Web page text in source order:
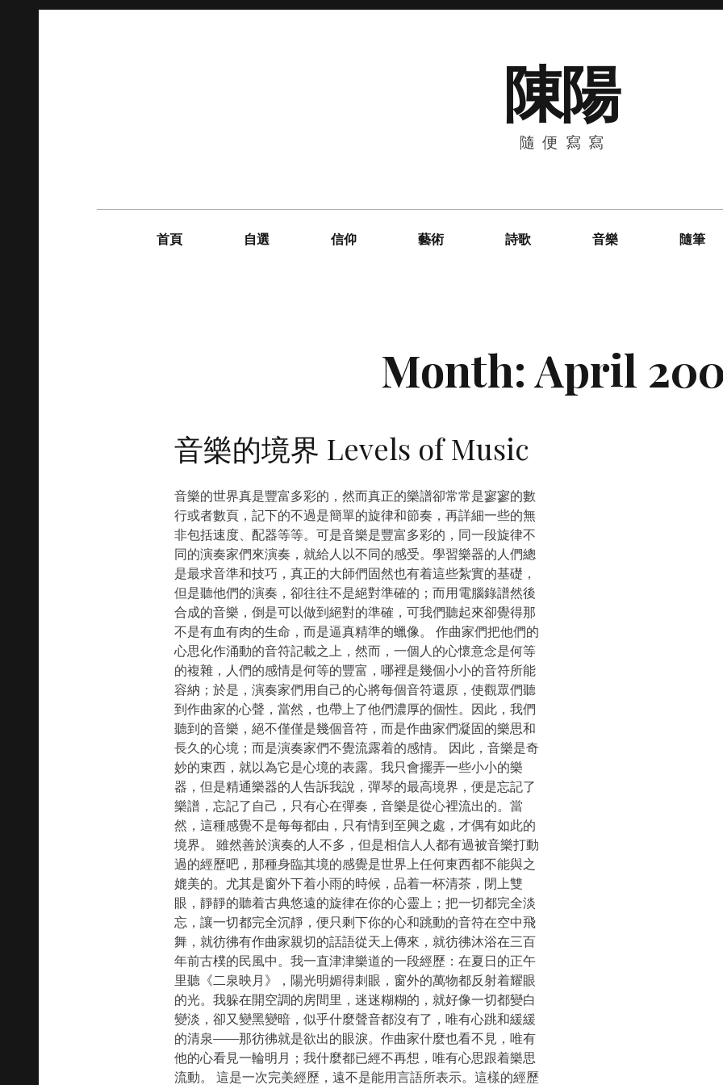
陳陽
隨便寫寫
首頁 自選 信仰 藝術 詩歌 音樂 隨筆
Month:April
音樂的境界 Levels of Music
音樂的世界真是豐富多彩的，然而真正的樂譜卻常常是寥寥的數
行或者數頁，記下的不過是簡單的旋律和節奏，再詳細一些的無
非包括速度、配器等等。可是音樂是豐富多彩的，同一段旋律不
同的演奏家們來演奏，就給人以不同的感受。學習樂器的人們總
是最求音準和技巧，真正的大師們固然也有着這些紮實的基礎，
但是聽他們的演奏，卻往往不是絕對準確的；而用電腦錄譜然後
合成的音樂，倒是可以做到絕對的準確，可我們聽起來卻覺得那
不是有血有肉的生命，而是逼真精準的蠟像。 作曲家們把他們的
心思化作涌動的音符記載之上，然而，一個人的心懷意念是何等
的複雜，人們的感情是何等的豐富，哪裡是幾個小小的音符所能
容納；於是，演奏家們用自己的心將每個音符還原，使觀眾們聽
到作曲家的心聲，當然，也帶上了他們濃厚的個性。因此，我們
聽到的音樂，絕不僅僅是幾個音符，而是作曲家們凝固的樂思和
長久的心境；而是演奏家們不覺流露着的感情。 因此，音樂是奇
妙的東西，就以為它是心境的表露。我只會擺弄一些小小的樂
器，但是精通樂器的人告訴我說，彈琴的最高境界，便是忘記了
樂譜，忘記了自己，只有心在彈奏，音樂是從心裡流出的。當
然，這種感覺不是每每都由，只有情到至興之處，才偶有如此的
境界。 雖然善於演奏的人不多，但是相信人人都有過被音樂打動
過的經歷吧，那種身臨其境的感覺是世界上任何東西都不能與之
媲美的。尤其是窗外下着小雨的時候，品着一杯清茶，閉上雙
眼，靜靜的聽着古典悠遠的旋律在你的心靈上；把一切都完全淡
忘，讓一切都完全沉靜，便只剩下你的心和跳動的音符在空中飛
舞，就彷彿有作曲家親切的話語從天上傳來，就彷彿沐浴在三百
年前古樸的民風中。我一直津津樂道的一段經歷：在夏日的正午
里聽《二泉映月》，陽光明媚得刺眼，窗外的萬物都反射着耀眼
的光。我躲在開空調的房間里，迷迷糊糊的，就好像一切都變白
變淡，卻又變黑變暗，似乎什麼聲音都沒有了，唯有心跳和緩緩
的清泉——那彷彿就是欲出的眼淚。作曲家什麼也看不見，唯有
他的心看見一輪明月；我什麼都已經不再想，唯有心思跟着樂思
流動。 這是一次完美經歷，遠不是能用言語所表示。這樣的經歷